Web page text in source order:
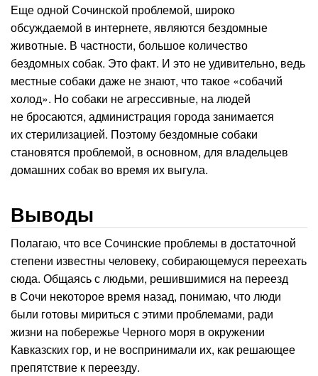
Еще одной Сочинской проблемой, широко
обсуждаемой в интернете, являются бездомные
животные. В частности, большое количество
бездомных собак. Это факт. И это не удивительно, ведь
местные собаки даже не знают, что такое «собачий
холод». Но собаки не агрессивные, на людей
не бросаются, администрация города занимается
их стерилизацией. Поэтому бездомные собаки
становятся проблемой, в основном, для владельцев
домашних собак во время их выгула.
Выводы
Полагаю, что все Сочинские проблемы в достаточной
степени известны человеку, собирающемуся переехать
сюда. Общаясь с людьми, решившимися на переезд
в Сочи некоторое время назад, понимаю, что люди
были готовы мириться с этими проблемами, ради
жизни на побережье Черного моря в окружении
Кавказских гор, и не воспринимали их, как решающее
препятствие к переезду.